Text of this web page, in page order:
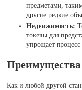
предметами,
другие редкие
Недвижимость:
токены для
упрощает
Преимущества
Как и любой другой